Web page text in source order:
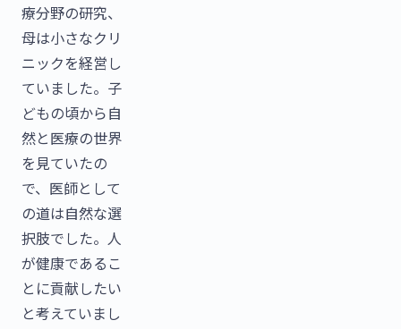
療分野の研究、
母は小さなクリ
ニックを経営し
ていました。子
どもの頃から自
然と医療の世界
を見ていたの
で、医師として
の道は自然な選
択肢でした。人
が健康であるこ
とに貢献したい
と考えていまし